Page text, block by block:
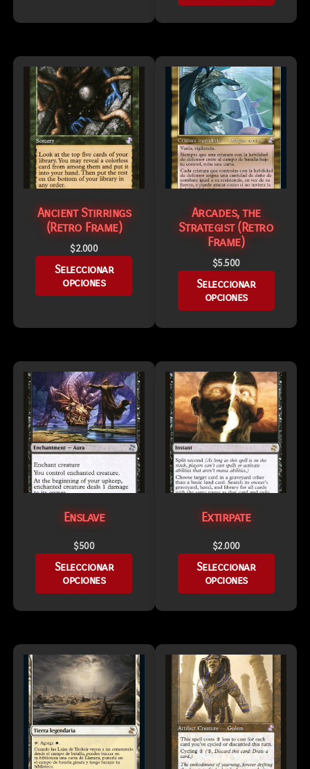
Ancient Stirrings
(Retro Frame)
$2.000
Seleccionar
opciones
Arcades, the
Strategist (Retro
Frame)
$5.500
Seleccionar
opciones
Enslave
$500
Seleccionar
opciones
Extirpate
$2.000
Seleccionar
opciones